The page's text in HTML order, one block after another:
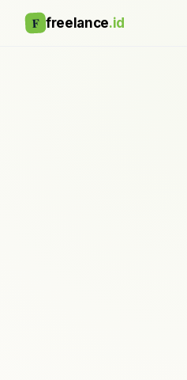
F freelance.id